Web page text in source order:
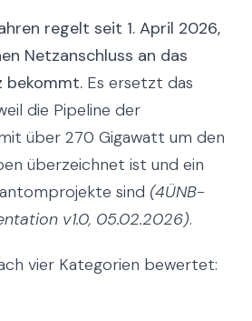
regelt seit 1. April 2026,
Netzanschluss an das
bekommt. Es ersetzt das
die Pipeline der
über 270 Gigawatt um den
überzeichnet ist und ein
sind (4ÜNB-
v1.0, 05.02.2026).
vier Kategorien bewertet: